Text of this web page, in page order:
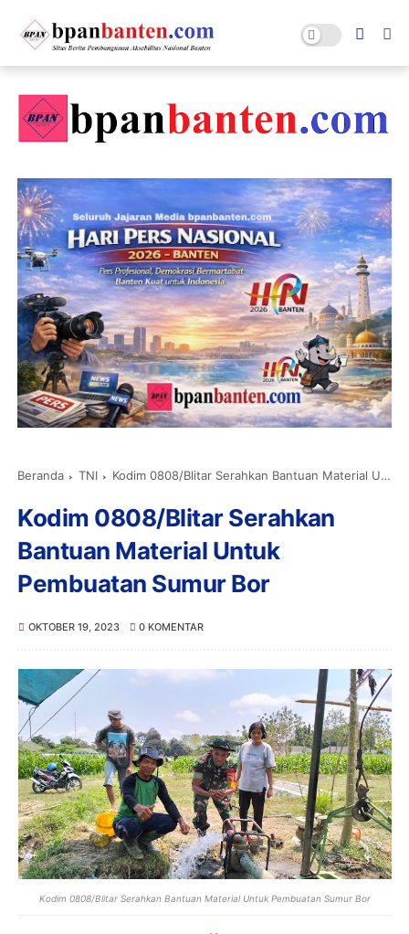
Beranda TNI Kodim 0808/Blitar Serahkan Bantuan Material Untuk Pembuatan Sumur Bor
Kodim 0808/Blitar Serahkan
Bantuan Material Untuk
Pembuatan Sumur Bor
OKTOBER 19, 2023 0 KOMENTAR
Kodim 0808/Blitar Serahkan Bantuan Material Untuk Pembuatan Sumur Bor